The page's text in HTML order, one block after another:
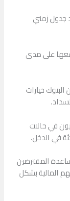
جدول زمني
على مدى
خيارات
في حالات
في الدخل.
المقترضين
المالية بشكل